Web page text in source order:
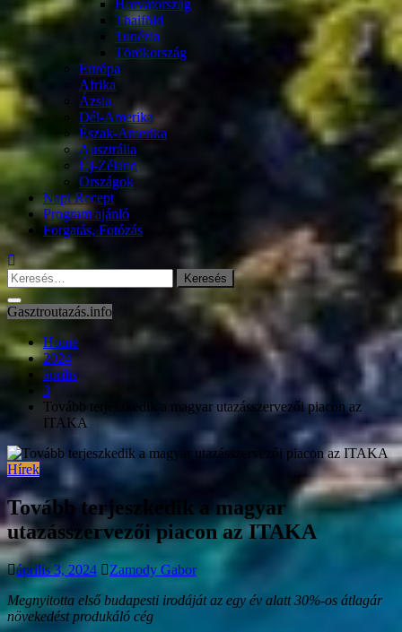
Horvátország
Thaiföld
Tunézia
Törökország
Európa
Afrika
Ázsia
Dél-Amerika
Észak-Amerika
Ausztrália
Új-Zéland
Országok
Napi Recept
Program ajánló
Forgatás, Fotózás
Keresés:
Gasztroutazás.info
Home
2024
április
3
Tovább terjeszkedik a magyar utazásszervezői piacon az
ITAKA
Hírek
Tovább terjeszkedik a magyar
utazásszervezői piacon az ITAKA
április 3, 2024
Zamody Gabor
Megnyitotta első budapesti irodáját az egy év alatt 30%-os átlagár
növekedést produkáló cég